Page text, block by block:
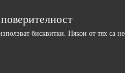
бисквитки. Някои от тях са